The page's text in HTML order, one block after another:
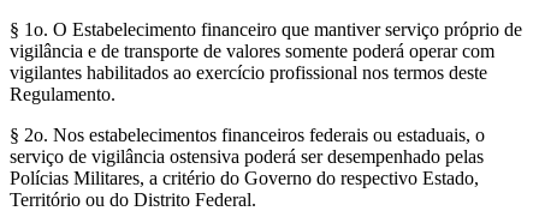
§ 1o. O Estabelecimento financeiro que mantiver serviço próprio de
vigilância e de transporte de valores somente poderá operar com
vigilantes habilitados ao exercício profissional nos termos deste
Regulamento.
§ 2o. Nos estabelecimentos financeiros federais ou estaduais, o
serviço de vigilância ostensiva poderá ser desempenhado pelas
Polícias Militares, a critério do Governo do respectivo Estado,
Território ou do Distrito Federal.